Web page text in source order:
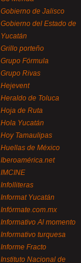
Gobierno de Jalisco
Gobierno del Estado de
Yucatán
Grillo porteño
Grupo Fórmula
Grupo Rivas
Hejevent
Heraldo de Toluca
Hoja de Ruta
Hola Yucatán
Hoy Tamaulipas
Huellas de México
Iberoamérica.net
IMCINE
Infolliteras
Informat Yucatán
Infórmate.com.mx
Informativo Al momento
Informativo turquesa
Informe Fracto
Instituto Nacional de